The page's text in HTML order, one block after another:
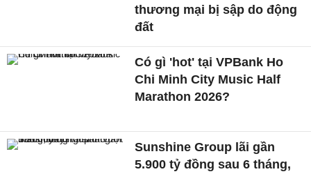
thương mại bị sập do động
đất
Có gì 'hot' tại VPBank Ho
Chi Minh City Music Half
Marathon 2026?
Sunshine Group lãi gần
5.900 tỷ đồng sau 6 tháng,